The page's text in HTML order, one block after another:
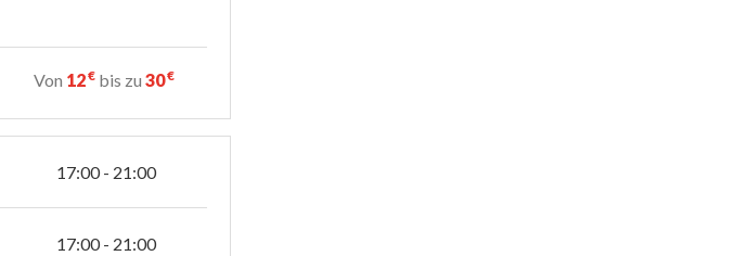
Von 12€ bis zu30€
17:00 - 21:00
17:00 - 21:00